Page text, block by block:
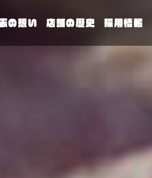
の想い 店舗の歴史 採用情報